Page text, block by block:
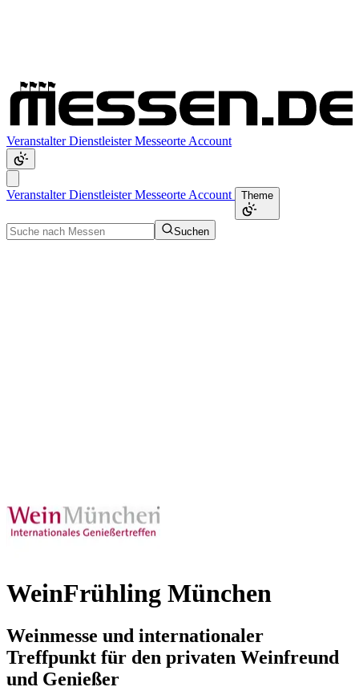
VeranstalterDienstleisterMesseorte Account
VeranstalterDienstleisterMesseorte Account Theme
Suchen
WeinFrühling München
Weinmesse und internationaler
Treffpunkt für den privaten Weinfreund
und Genießer